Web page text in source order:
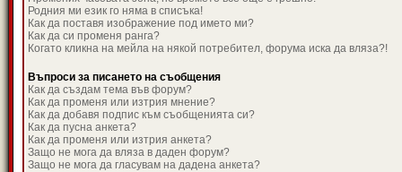
Родния ми език го няма в списъка!
Как да поставя изображение под името ми?
Как да си променя ранга?
Когато кликна на мейла на някой потребител, форума иска да вляза?!
Въпроси за писането на съобщения
Как да създам тема във форум?
Как да променя или изтрия мнение?
Как да добавя подпис към съобщенията си?
Как да пусна анкета?
Как да променя или изтрия анкета?
Защо не мога да вляза в даден форум?
Защо не мога да гласувам на дадена анкета?